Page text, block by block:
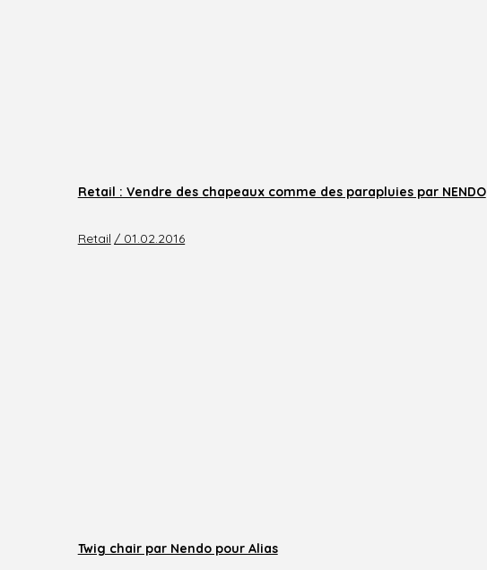
Retail : Vendre des chapeaux comme des parapluies par NENDO
Retail / 01.02.2016
Twig chair par Nendo pour Alias